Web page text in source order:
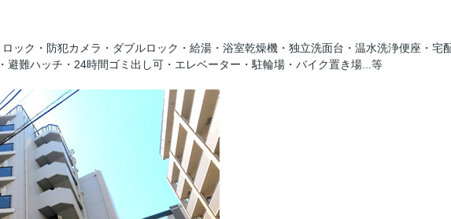
ック・防犯カメラ・ダブルロック・給湯・浴室乾燥機・独立洗面台・温水洗浄便座・宅
避難ハッチ・24時間ゴミ出し可・エレベーター・駐輪場・バイク置き場...等